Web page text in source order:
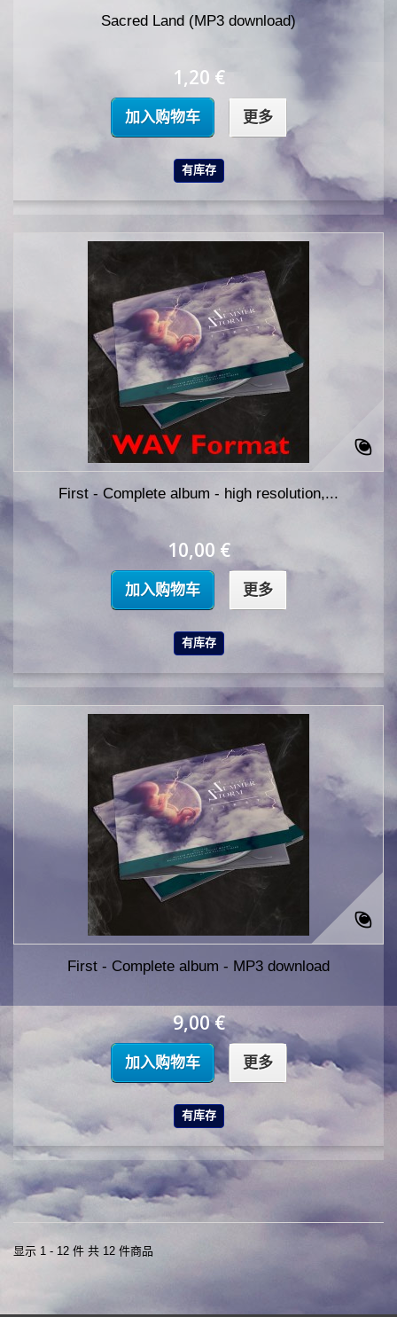
Sacred Land (MP3 download)
1,20 €
加入购物车 更多
有库存
First - Complete album - high resolution,...
10,00 €
加入购物车 更多
有库存
First - Complete album - MP3 download
9,00 €
加入购物车 更多
有库存
显示 1 - 12 件 共 12 件商品